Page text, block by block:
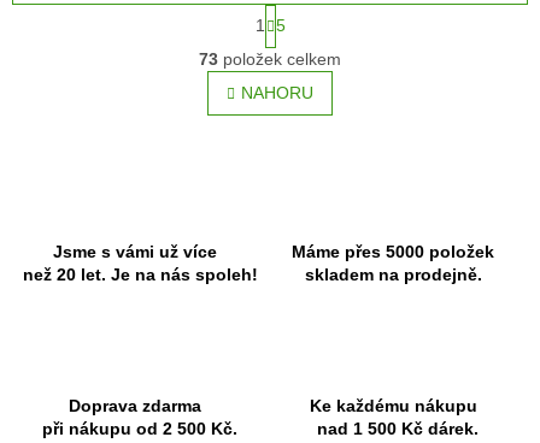
O
v
l
á
t
r
á
n
k
1
5
73 položek celkem
NAHORU
Jsme s vámi už více
než 20 let. Je na nás spoleh!
Máme přes 5000 položek
skladem na prodejně.
Doprava zdarma
při nákupu od 2 500 Kč.
Ke každému nákupu
nad 1 500 Kč dárek.